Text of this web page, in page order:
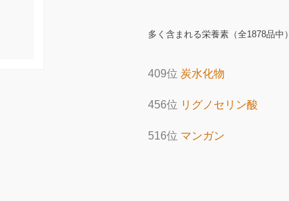
多く含まれる栄養素（全1878品中）
409位 炭水化物
456位 リグノセリン酸
516位 マンガン